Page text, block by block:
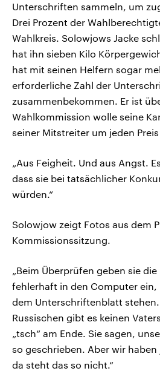
Unterschriften sammeln, um
Drei Prozent der
Wahlkreis. Solowjows Jacke
hat ihn sieben Kilo
hat mit seinen Helfern sogar
erforderliche Zahl der
zusammenbekommen. Er ist
Wahlkommission wolle seine
seiner Mitstreiter um jeden
„Aus Feigheit. Und aus Angst.
dass sie bei tatsächlicher
würden.“
Solowjow zeigt Fotos aus dem
Kommissionssitzung.
„Beim Überprüfen geben sie
fehlerhaft in den Computer ein,
dem Unterschriftenblatt
Russischen gibt es keinen
„tsch“ am Ende. Sie sagen,
so geschrieben. Aber wir haben
da steht das so nicht.“